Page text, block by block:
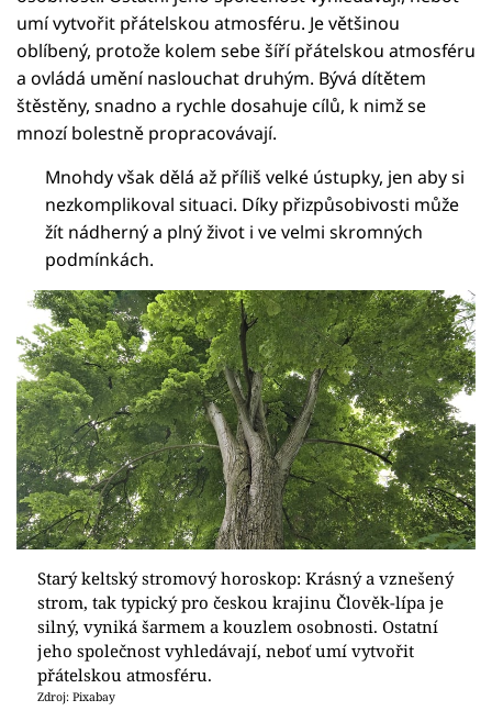
umí vytvořit přátelskou atmosféru. Je většinou
oblíbený, protože kolem sebe šíří přátelskou atmosféru
a ovládá umění naslouchat druhým. Bývá dítětem
štěstěny, snadno a rychle dosahuje cílů, k nimž se
mnozí bolestně propracovávají.
Mnohdy však dělá až příliš velké ústupky, jen aby si
nezkomplikoval situaci. Díky přizpůsobivosti může
žít nádherný a plný život i ve velmi skromných
podmínkách.
Starý keltský stromový horoskop: Krásný a vznešený
strom, tak typický pro českou krajinu Člověk-lípa je
silný, vyniká šarmem a kouzlem osobnosti. Ostatní
jeho společnost vyhledávají, neboť umí vytvořit
přátelskou atmosféru.
Zdroj: Pixabay